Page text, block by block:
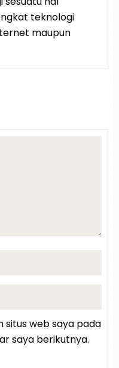
teknologi
maupun
situs web saya pada
saya berikutnya.